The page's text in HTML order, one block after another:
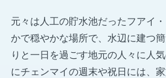
元々は人工の貯水池だったフアイ
かで穏やかな場所で、水辺に建つ
りと一日を過ごす地元の人々に人
にチェンマイの週末や祝日には、